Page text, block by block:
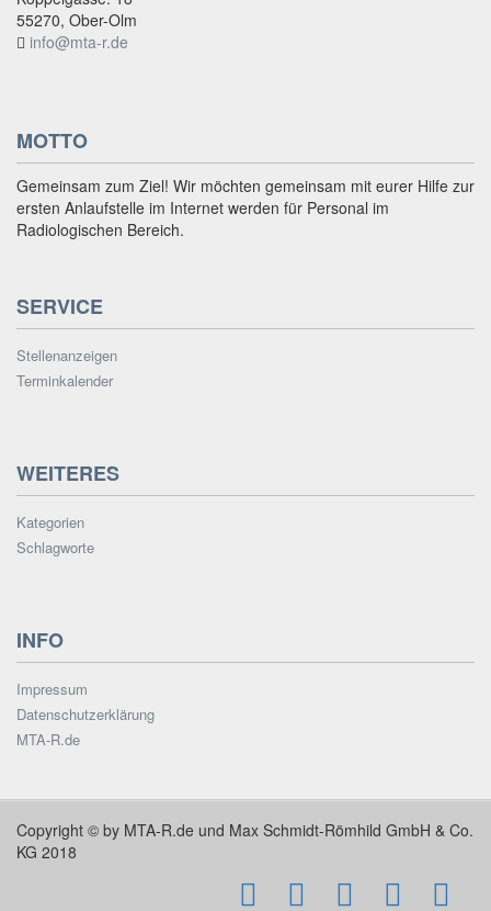
55270, Ober-Olm
info@mta-r.de
MOTTO
Gemeinsam zum Ziel! Wir möchten gemeinsam mit eurer Hilfe zur
ersten Anlaufstelle im Internet werden für Personal im
Radiologischen Bereich.
SERVICE
Stellenanzeigen
Terminkalender
WEITERES
Kategorien
Schlagworte
INFO
Impressum
Datenschutzerklärung
MTA-R.de
Copyright © by MTA-R.de und Max Schmidt-Römhild GmbH & Co.
KG 2018